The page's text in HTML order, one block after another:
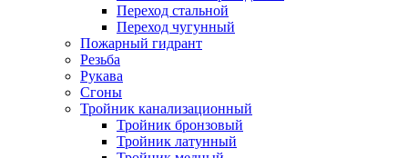
Переход стальной
Переход чугунный
Пожарный гидрант
Резьба
Рукава
Сгоны
Тройник канализационный
Тройник бронзовый
Тройник латунный